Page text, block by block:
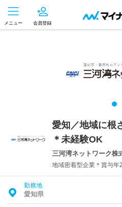
メニュー 会員登録
愛知／地域に根
＊未経験OK
三河湾ネットワーク株
地域密着型企業＊賞与年
勤務地
愛知県